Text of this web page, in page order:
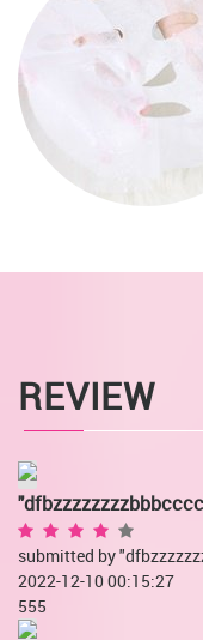
REVIEW
submitted by
2022-12-10 00:15:27
555